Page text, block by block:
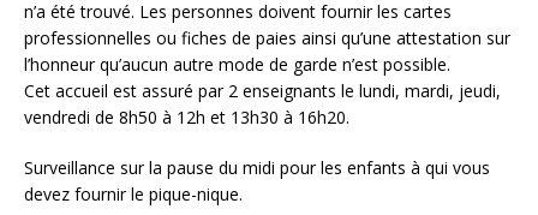
n’a été trouvé. Les personnes doivent fournir les cartes
professionnelles ou fiches de paies ainsi qu’une attestation sur
l’honneur qu’aucun autre mode de garde n’est possible.
Cet accueil est assuré par 2 enseignants le lundi, mardi, jeudi,
vendredi de 8h50 à 12h et 13h30 à 16h20.
Surveillance sur la pause du midi pour les enfants à qui vous
devez fournir le pique-nique.